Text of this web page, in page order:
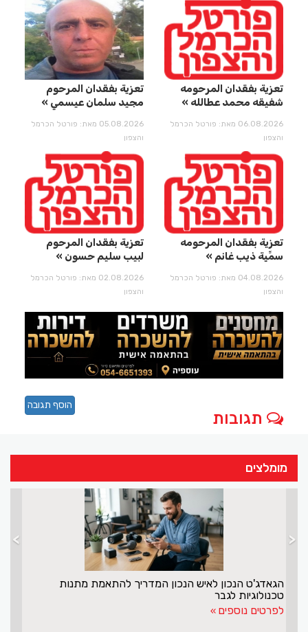
تعزية بفقدان المرحومه
شفيقه محمد عطالله
06.08.2026 מאת: פורטל הכרמל
והצפון
تعزية بفقدان المرحوم
مجيد سلمان عيسمي
05.08.2026 מאת: פורטל הכרמל
והצפון
تعزية بفقدان المرحومه
سمِّيِة ذيب غانم
04.08.2026 מאת: פורטל הכרמל
והצפון
تعزية بفقدان المرحوم
لبيب سليم حسون
02.08.2026 מאת: פורטל הכרמל
והצפון
תגובות
הוסף תגובה
מומלצים
הגאדג'ט הנכון לאיש הנכון המדריך להתאמת מתנות
טכנולוגיות לגבר
לפרטים נוספים
> <